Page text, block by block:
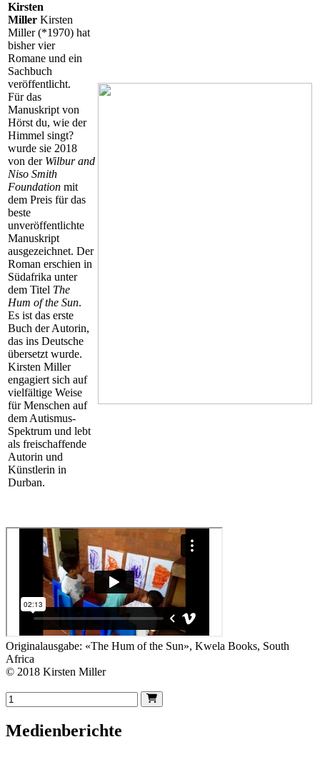
Kirsten
Miller Kirsten
Miller (*1970) hat
bisher vier
Romane und ein
Sachbuch
veröffentlicht.
Für das
Manuskript von
Hörst du, wie der
Himmel singt?
wurde sie 2018
von der Wilbur and
Niso Smith
Foundation mit
dem Preis für das
beste
unveröffentlichte
Manuskript
ausgezeichnet. Der
Roman erschien in
Südafrika unter
dem Titel The
Hum of the Sun.
Es ist das erste
Buch der Autorin,
das ins Deutsche
übersetzt wurde.
Kirsten Miller
engagiert sich auf
vielfältige Weise
für Menschen auf
dem Autismus-
Spektrum und lebt
als freischaffende
Autorin und
Künstlerin in
Durban.
Originalausgabe: «The Hum of the Sun», Kwela Books, South
Africa
© 2018 Kirsten Miller
Medienberichte